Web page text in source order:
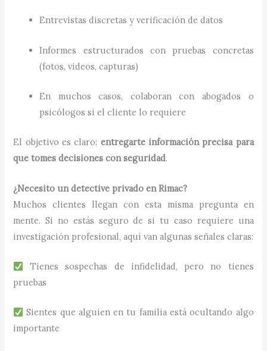
Entrevistas discretas y verificación de datos
Informes estructurados con pruebas concretas
(fotos, videos, capturas)
En muchos casos, colaboran con abogados o
psicólogos si el cliente lo requiere
El objetivo es claro: entregarte información precisa para
que tomes decisiones con seguridad.
¿Necesito un detective privado en Rimac?
Muchos clientes llegan con esta misma pregunta en
mente. Si no estás seguro de si tu caso requiere una
investigación profesional, aquí van algunas señales claras:
Tienes sospechas de infidelidad, pero no tienes
pruebas
Sientes que alguien en tu familia está ocultando algo
importante